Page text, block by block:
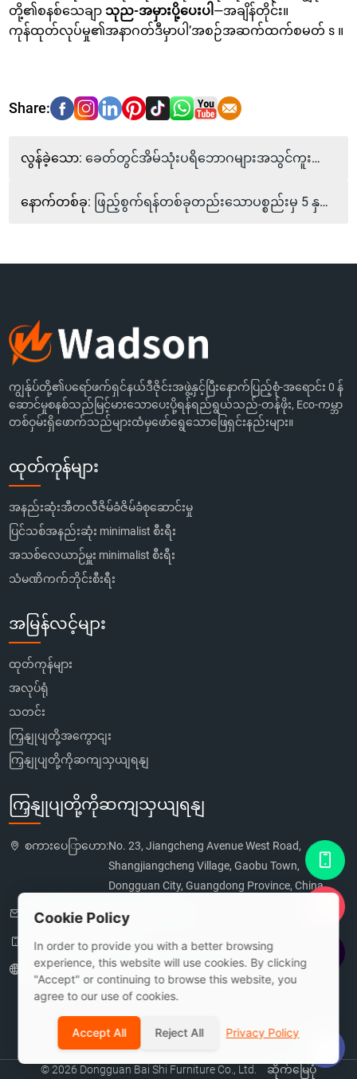
တို့၏စနစ်သေချာသုည-အမှားပို့ပေးပါ —အချိန်တိုင်း။
ကုန်ထုတ်လုပ်မှု၏အနာဂတ်ဒီမှာပါ’အစဉ်အဆက်ထက်စမတ် s ။
လွန်ခဲ့သော:ခေတ်တွင်အိမ်သုံးပရိဘောဂများအသွင်ကူးပြောင်းမှု - "Install နှင့် Live" ဖြေရှင်းချက်နှင့်အတူကျန်းမာသောနေထိုင်မှုလိုအပ်ချက်များကိုဖြည့်ဆည်းရန်မည်သို့တွေ့ဆုံရမည်နည်း
နောက်တစ်ခု: ဖြည့်စွက်ရန်တစ်ခုတည်းသောပစ္စည်းမှ 5 နှစ်အတွင်းသဘာဝပတ်ဝန်းကျင်လုပ်ငန်းကွင်းဆက်ကိုမည်သို့ပြန်လည်တည်ဆောက်ရန်နည်း
ကျွန်ုပ်တို့၏ပရော်ဖက်ရှင်နယ်ဒီဇိုင်းအဖွဲ့နှင့်ပြီးနောက်ပြည့်စုံ-အရောင်း 0 န်
ဆောင်မှုစနစ်သည်မြင့်မားသောပေးပို့ရန်ရည်ရွယ်သည်-တန်ဖိုး, Eco-ကမ္ဘာ
တစ်ဝှမ်းရှိဖောက်သည်များထံမှဖော်ရွေသောဖြေရှင်းနည်းများ။
ထုတ်ကုန်များ
အနည်းဆုံးအီတလီဇိမ်ခံဇိမ်ခံစုဆောင်းမှု
ပြင်သစ်အနည်းဆုံး minimalist စီးရီး
အသစ်လေယာဉ်မှူး minimalist စီးရီး
သံမဏိကက်ဘိုင်းစီးရီး
အမြန်လင့်များ
ထုတ်ကုန်များ
အလုပ်ရုံ
သတင်း
ကြှနျုပျတို့အကွောငျး
ကြှနျုပျတို့ကိုဆကျသှယျရနျ
ကြှနျုပျတို့ကိုဆကျသှယျရနျ
စကားပေြာဟော:No. 23, Jiangcheng Avenue West Road,
Shangjiangcheng Village, Gaobu Town,
Dongguan City, Guangdong Province, China
ငင-စာပို့:18029196673@163.com
ဖုန်း: +86 13922525801
ဝဘ်0င်းက္ပုဒ်စာတမ်း:www.bs-furniture.com
© 2026 Dongguan Bai Shi Furniture Co., Ltd. ဆိုက်မြေပုံ
Cookie Policy
In order to provide you with a better browsing
experience, this website will use cookies. By clicking
"Accept" or continuing to browse this website, you
agree to our use of cookies.
Accept All Reject All Privacy Policy